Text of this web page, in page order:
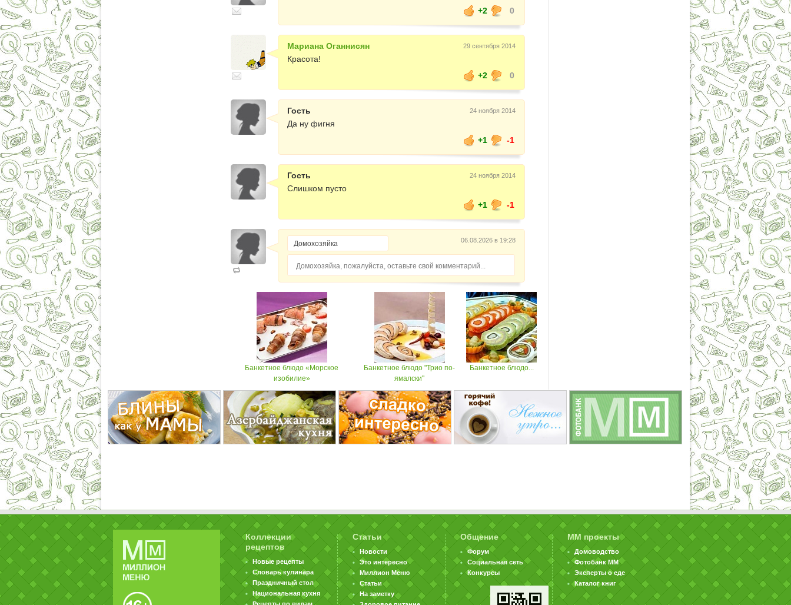
+2
0
Мариана Оганнисян 29 сентября 2014
Красота!
+2
0
Гость 24 ноября 2014
Да ну фигня
+1
-1
Гость 24 ноября 2014
Слишком пусто
+1
-1
06.08.2026 в 19:28
Домохозяйка, пожалуйста, оставьте свой комментарий...
Банкетное блюдо «Морское
изобилие»
Банкетное блюдо "Трио по-
ямалски"
Банкетное блюдо...
Коллекции
рецептов
Новые рецепты
Словарь кулинара
Праздничный стол
Национальная кухня
Статьи
Новости
Это интересно
Миллион Меню
Статьи
На заметку
Общение
Форум
Социальная сеть
Конкурсы
ММ проекты
Домоводство
Фотобанк ММ
Эксперты о еде
Каталог книг